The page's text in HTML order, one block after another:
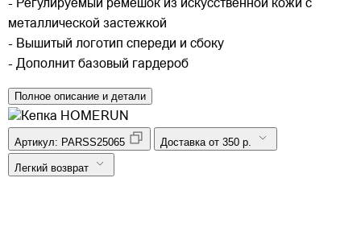
- Регулируемый ремешок из искусственной кожи с
металлической застежкой
- Вышитый логотип спереди и сбоку
- Дополнит базовый гардероб
Полное описание и детали
Артикул: PARSS25065 Доставка от 350 р.
Легкий возврат